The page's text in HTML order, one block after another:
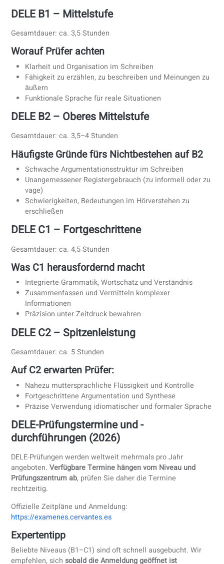
Formulare und kurze Nachrichten (30–40 Wörter)
Sprechen (10 Min. + 10 Min. Vorbereitung)
Stellen Sie sich vor
Sprechen Sie über vertraute Themen (Alltag, Stadt,
Hobbys)
Einfache Interaktion mit dem Prüfer
DELE A2 – Spanisch für Anfänger
Gesamtdauer: ca. 3 Stunden
Hauptschwierigkeiten auf A2
Fotos mit ausreichenden Details beschreiben
Ein einfaches, aber kohärentes Gespräch
aufrechterhalten
Strukturierte kurze Texte schreiben (E-Mails, Notizen)
DELE B1 – Mittelstufe
Gesamtdauer: ca. 3,5 Stunden
Worauf Prüfer achten
Klarheit und Organisation im Schreiben
Fähigkeit zu erzählen, zu beschreiben und
äußern
Funktionale Sprache für reale Situationen
DELE B2 – Oberes Mittelstufe
Häufigste Gründe fürs Nichtbestehen auf
Schwache Argumentationsstruktur im Schreiben
Unangemessener Registergebrauch (zu informell
vage)
Schwierigkeiten, Bedeutungen im Hörverstehen zu
erschließen
DELE C1 – Fortgeschrittene
Gesamtdauer: ca. 4,5 Stunden
Was C1 herausfordernd macht
Integrierte Grammatik, Wortschatz und Verständnis
Zusammenfassen und Vermitteln komplexer
Informationen
Präzision unter Zeitdruck bewahren